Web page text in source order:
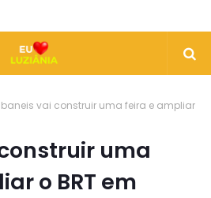
Ibaneis vai construir uma feira e ampliar
uma
o BRT em